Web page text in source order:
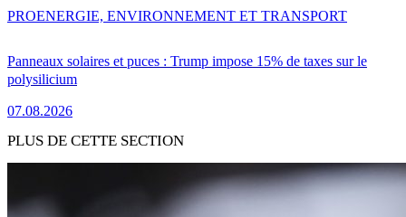
Panneaux solaires et puces : Trump impose 15% de taxes sur le
polysilicium
07.08.2026
PROENERGIE, ENVIRONNEMENT ET TRANSPORT
PLUS DE CETTE SECTION